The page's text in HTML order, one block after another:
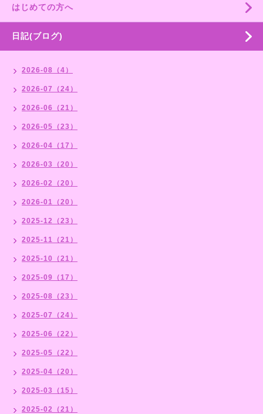
はじめての方へ
日記(ブログ)
2026-08（4）
2026-07（24）
2026-06（21）
2026-05（23）
2026-04（17）
2026-03（20）
2026-02（20）
2026-01（20）
2025-12（23）
2025-11（21）
2025-10（21）
2025-09（17）
2025-08（23）
2025-07（24）
2025-06（22）
2025-05（22）
2025-04（20）
2025-03（15）
2025-02（21）